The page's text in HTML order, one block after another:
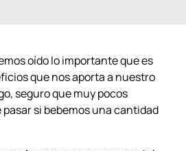
oído lo importante que es
que nos aporta a nuestro
seguro que muy pocos
si bebemos una cantidad